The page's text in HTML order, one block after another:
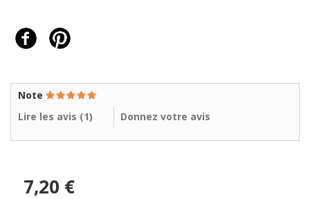
Note
Lire les avis (1) Donnez votre avis
7,20 €